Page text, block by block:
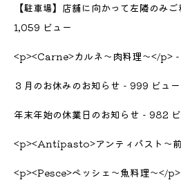
【駐車場】店舗に向かって左隣のみ
1,059 ビュー
<p><Carne>カルネ～肉料理～</p>
３月のお休みのお知らせ - 999 ビュー
年末年始の休業日のお知らせ - 982
<p><Antipasto>アンティパスト～
<p><Pesce>ペッシェ～魚料理～</p>